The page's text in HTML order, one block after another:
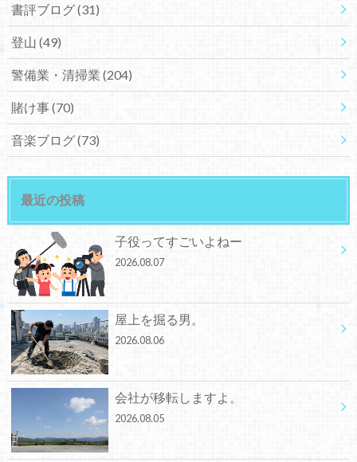
書評ブログ(31)
登山 (49)
警備業・清掃業 (204)
賭け事(70)
音楽ブログ(73)
最近の投稿
子役ってすごいよねー
2026.08.07
屋上を掘る男。
2026.08.06
会社が移転しますよ。
2026.08.05